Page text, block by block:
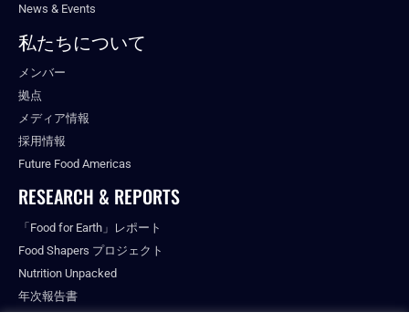
News & Events
私たちについて
メンバー
拠点
メディア情報
採用情報
Future Food Americas
RESEARCH & REPORTS
「Food for Earth」レポート
Food Shapers プロジェクト
Nutrition Unpacked
年次報告書